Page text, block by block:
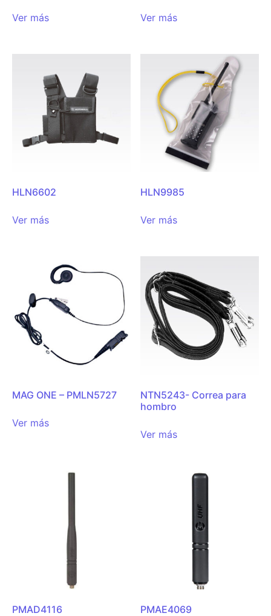
Ver más Ver más
HLN6602
Ver más
HLN9985
Ver más
MAG ONE – PMLN5727
Ver más
NTN5243- Correa para
hombro
Ver más
PMAD4116 PMAE4069